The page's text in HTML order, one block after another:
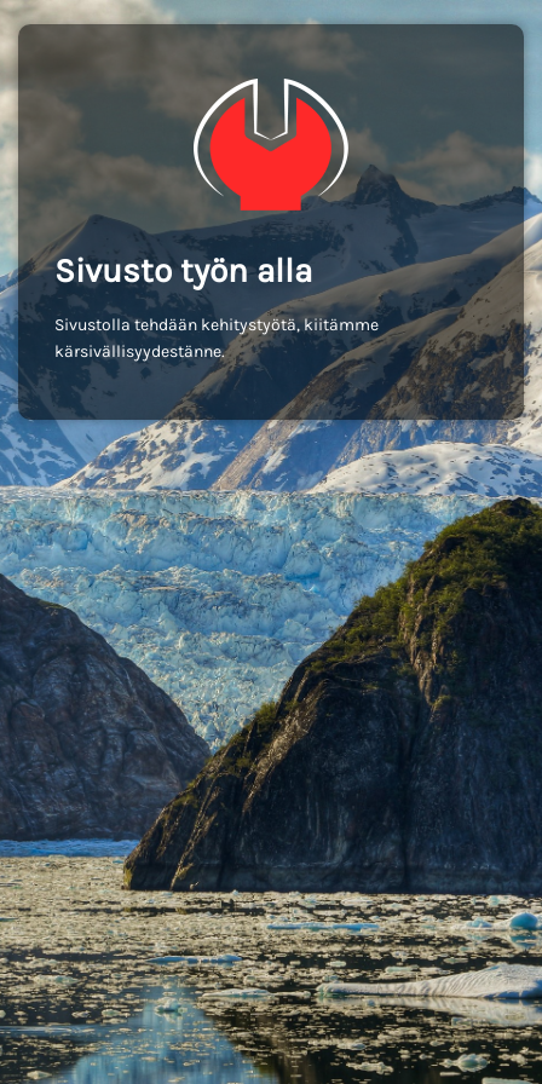
Sivusto työn alla
Sivustolla tehdään kehitystyötä, kiitämme
kärsivällisyydestänne.